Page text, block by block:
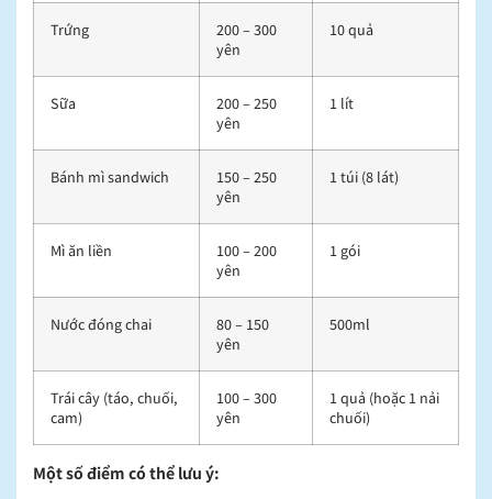
Trứng
200 – 300
yên
10 quả
Sữa
200 – 250
yên
1 lít
Bánh mì sandwich
150 – 250
yên
1 túi (8 lát)
Mì ăn liền
100 – 200
yên
1 gói
Nước đóng chai
80 – 150
yên
500ml
Trái cây (táo, chuối,
cam)
100 – 300
yên
1 quả (hoặc 1 nải
chuối)
Một số điểm có thể lưu ý: